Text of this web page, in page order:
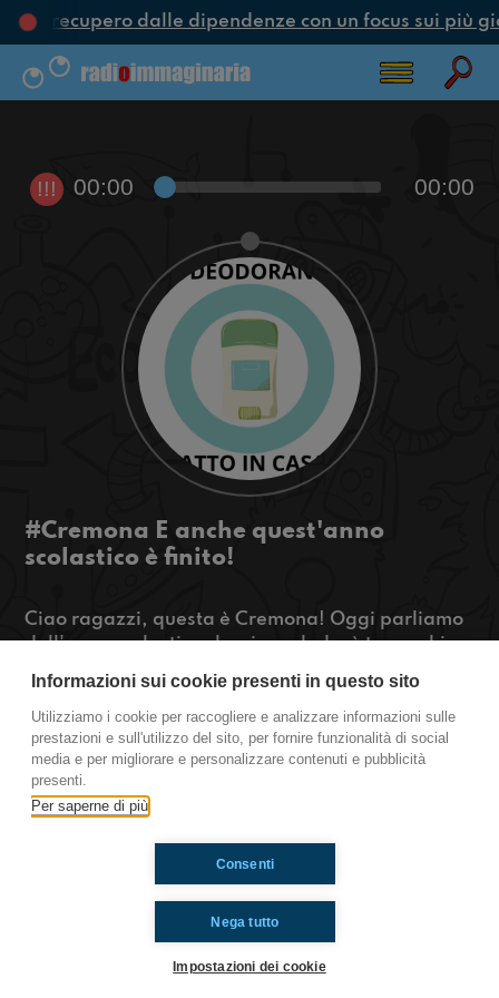
e recupero dalle dipendenze con un focus sui più
!!! 00:00 00:00
#Cremona E anche quest'anno
scolastico è finito!
Ciao ragazzi, questa è Cremona! Oggi parliamo
dell'anno scolastico che si concluderà tra pochi
deodorante in casa, cosa aspettate, premete
playyyyyyy
https://www.radioimmaginaria.it
Cremona
Ti è piaciuto? Condividilo!
Informazioni sui cookie presenti in questo sito
Utilizziamo i cookie per raccogliere e analizzare informazioni sulle
prestazioni e sull'utilizzo del sito, per fornire funzionalità di social
media e per migliorare e personalizzare contenuti e pubblicità
presenti.
Per saperne di più
Nega tutto
Consenti
Impostazioni dei cookie